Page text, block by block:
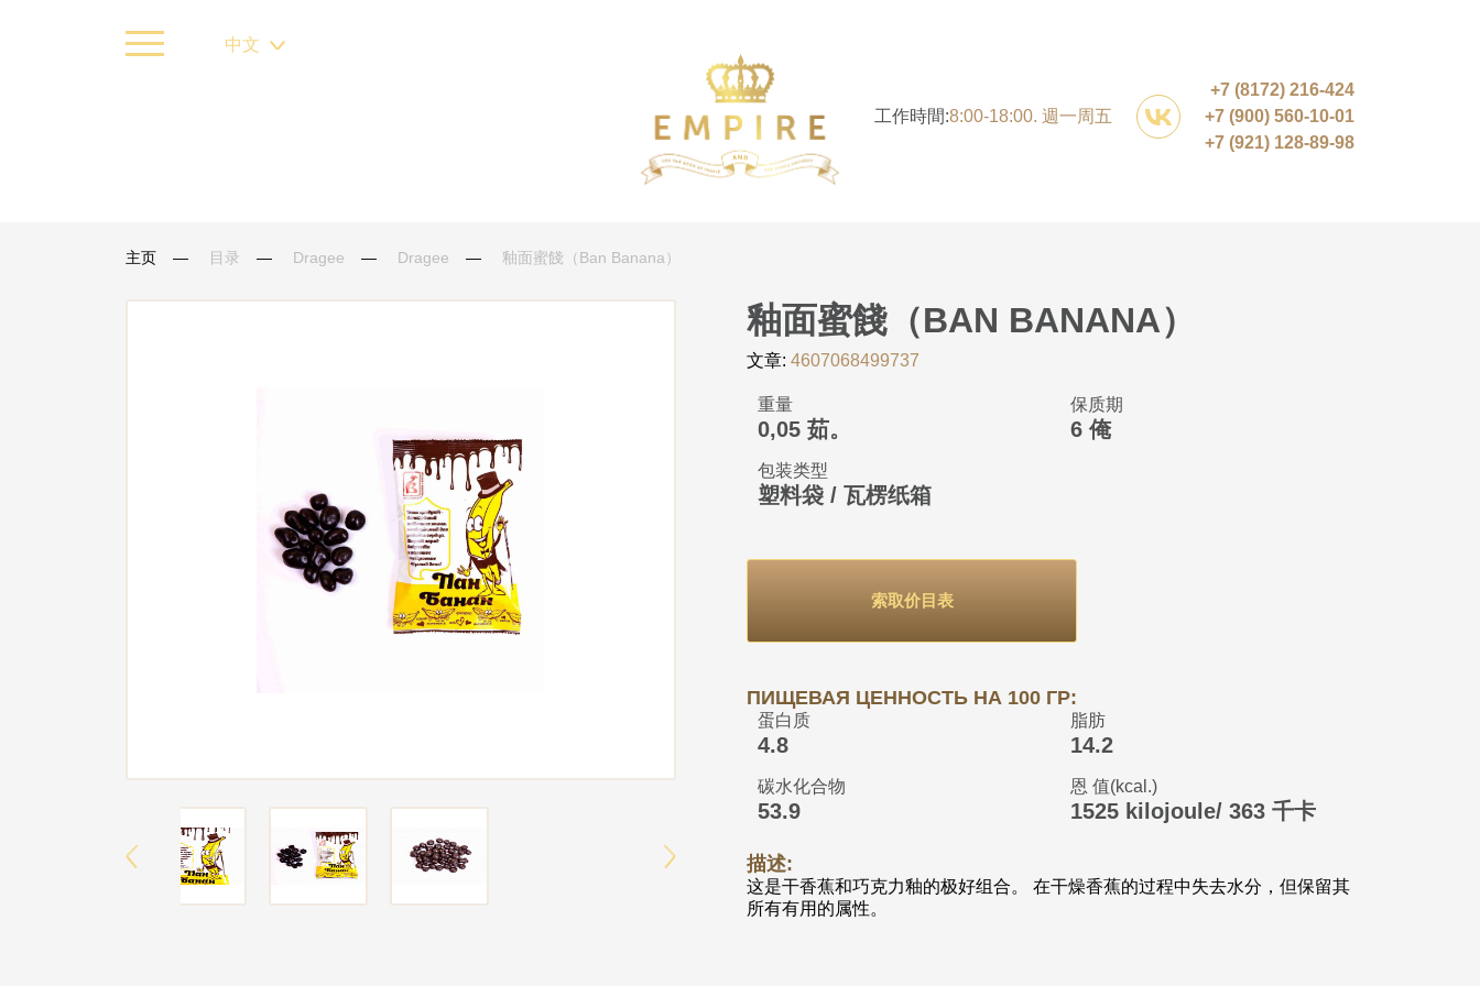
中文
工作時間:8:00-18:00. 週一周五
+7 (8172) 216-424
+7 (900) 560-10-01
+7 (921) 128-89-98
主页 目录 Dragee Dragee 釉面蜜餞（Ban Banana）
釉面蜜餞（BAN BANANA）
文章: 4607068499737
重量
0,05 茹。
保质期
6 俺
包装类型
塑料袋 / 瓦楞纸箱
索取价目表
ПИЩЕВАЯ ЦЕННОСТЬ НА 100 ГР:
蛋白质
4.8
脂肪
14.2
碳水化合物
53.9
恩 值(kcal.)
1525 kilojoule/ 363 千卡
描述:
这是干香蕉和巧克力釉的极好组合。 在干燥香蕉的过程中失去水分，但保留其
所有有用的属性。